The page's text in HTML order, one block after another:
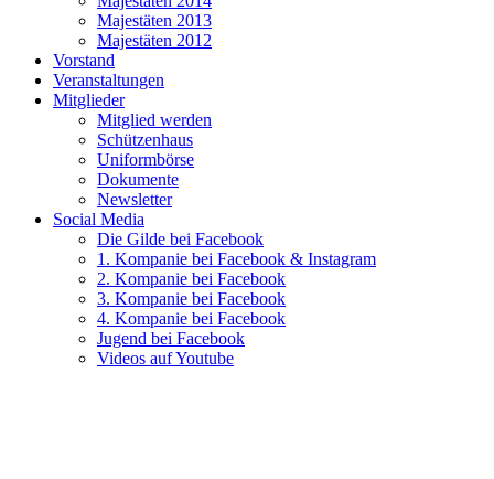
Majestäten 2013
Majestäten 2012
Vorstand
Veranstaltungen
Mitglieder
Mitglied werden
Schützenhaus
Uniformbörse
Dokumente
Newsletter
Social Media
Die Gilde bei Facebook
1. Kompanie bei Facebook & Instagram
2. Kompanie bei Facebook
3. Kompanie bei Facebook
4. Kompanie bei Facebook
Jugend bei Facebook
Videos auf Youtube